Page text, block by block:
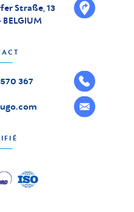
Straße, 13
367